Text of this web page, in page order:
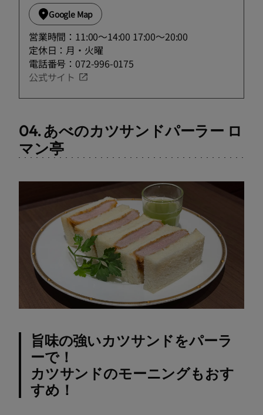
Google Map
営業時間：11:00～14:00 17:00〜20:00
定休日：月・火曜
電話番号：072-996-0175
公式サイト
04. あべのカツサンドパーラー ロ
マン亭
旨味の強いカツサンドをパーラ
ーで！
カツサンドのモーニングもおす
すめ！